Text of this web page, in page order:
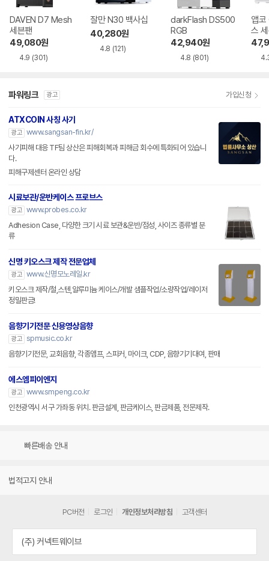
DAVEN D7 Mesh
세븐팬
49,080원
4.9 (301)
잘만 N30 백사십
40,280원
4.8 (121)
darkFlash DS500
RGB
42,940원
4.8 (801)
앱코
스
파워링크 광고 가입신청
ATXCOIN 사칭 사기
광고 www.sangsan-fin.kr/
사기피해 대응 TF팀 상산은 피해회복과 피해금 회수에 특화되어 있습니
다.
피해구제센터 온라인 상담
시료보관/운반케이스 프로브스
광고 www.probes.co.kr
Adhesion Case, 다양한 크기 시료 보관&운반/점성, 사이즈 종류별 분
류
신명 키오스크 제작 전문업체
광고 www.신명모노레일.kr
키오스크 제작/철,스텐,알루미늄 케이스/개발 샘플작업/소량작업/레이저
정밀판금!
음향기기전문 신용영상음향
광고 spmusic.co.kr
음향기기전문, 교회음향, 각종앰프, 스피커, 마이크, CDP, 음향기기대여, 판매
에스엠피이엔지
광고 www.smpeng.co.kr
인천광역시 서구 가좌동 위치. 판금설계, 판금케이스, 판금제품, 전문제작.
빠른배송 안내
법적고지 안내
PC버전 로그인 개인정보처리방침 고객센터
(주) 커넥트웨이브